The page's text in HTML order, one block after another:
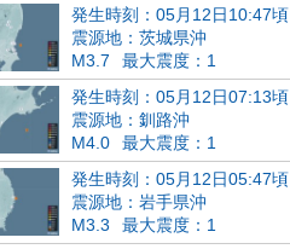
発生時刻：05月12日10:47頃
震源地：茨城県沖
M3.7
最大震度：1
発生時刻：05月12日07:13頃
震源地：釧路沖
M4.0
最大震度：1
発生時刻：05月12日05:47頃
震源地：岩手県沖
M3.3
最大震度：1